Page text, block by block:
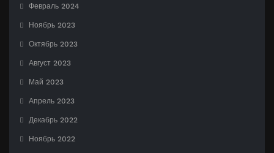
Февраль 2024
Ноябрь 2023
Октябрь 2023
Август 2023
Май 2023
Апрель 2023
Декабрь 2022
Ноябрь 2022